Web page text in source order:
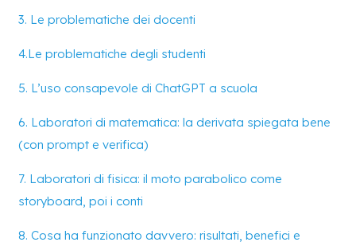
3. Le problematiche dei docenti
4.Le problematiche degli studenti
5. L’uso consapevole di ChatGPT a scuola
6. Laboratori di matematica: la derivata spiegata bene
(con prompt e verifica)
7. Laboratori di fisica: il moto parabolico come
storyboard, poi i conti
8. Cosa ha funzionato davvero: risultati, benefici e